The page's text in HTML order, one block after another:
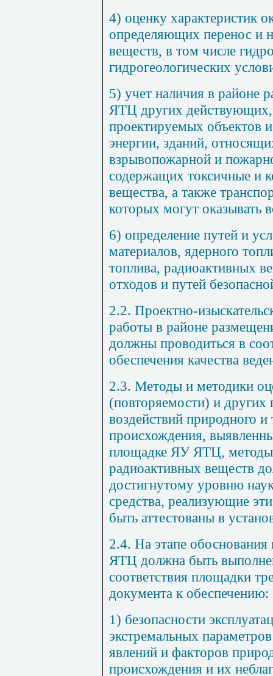
4) оценку характеристик
определяющих перенос и
веществ, в том числе
гидрогеологических
5) учет наличия в районе
ЯТЦ других
проектируемых объектов
энергии, зданий,
взрывопожарной и
содержащих токсичные и
вещества, а также
которых могут оказывать
6) определение путей и
материалов, ядерного
топлива, радиоактивных
отходов и путей
2.2. Проектно-
работы в районе
должны проводиться в
обеспечения качества
2.3. Методы и методики
(повторяемости) и
воздействий природного и
происхождения,
площадке ЯУ ЯТЦ, методы
радиоактивных веществ
достигнутому уровню
средства, реализующие
быть аттестованы в
2.4. На этапе
ЯТЦ должна быть
соответствия площадки
документа к обеспечению:
1) безопасности
экстремальных
явлений и факторов
происхождения и их